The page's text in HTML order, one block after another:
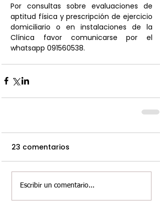
Por consultas sobre evaluaciones de
aptitud física y prescripción de ejercicio
domiciliario o en instalaciones de la
Clínica favor comunicarse por el
whatsapp 091560538.
23 comentarios
Escribir un comentario...